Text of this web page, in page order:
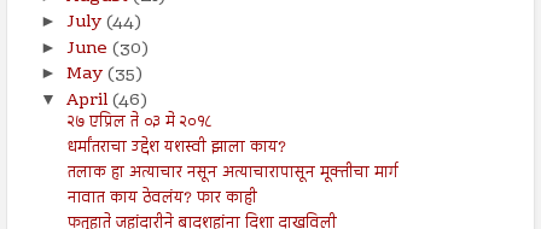
► July(44)
► June (30)
► May(35)
▼ April(46)
२७ एप्रिल ते ०३ मे २०१८
धर्मांतराचा उद्देश यशस्वी झाला काय?
तलाक हा अत्याचार नसून अत्याचारापासून मूक्तीचा मार्ग
नावात काय ठेवलंय? फार काही